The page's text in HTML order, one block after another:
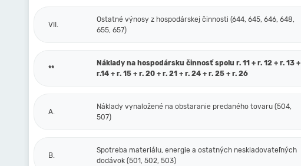
VII.
Ostatné výnosy z hospodárskej činnosti (644, 645, 646, 648,
655, 657)
**
Náklady na hospodársku činnosť spolu r. 11 + r. 12 + r. 13 +
r.14 + r. 15 + r. 20 + r. 21 + r. 24 + r. 25 + r. 26
A.
Náklady vynaložené na obstaranie predaného tovaru (504,
507)
B.
Spotreba materiálu, energie a ostatných neskladovateľných
dodávok (501, 502, 503)